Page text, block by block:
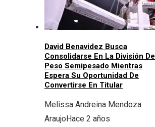
David Benavidez Busca
Consolidarse En La División De
Peso Semipesado Mientras
Espera Su Oportunidad De
Convertirse En Titular
Melissa Andreina Mendoza
AraujoHace 2 años